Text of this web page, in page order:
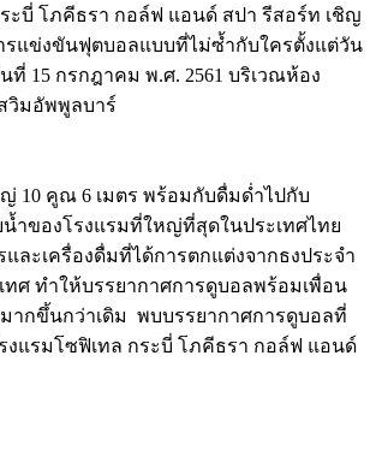
ะบี่ โภคีธรา กอล์ฟ แอนด์ สปา รีสอร์ท เชิญ
แข่งขันฟุตบอลแบบที่ไม่ซ้ำกับใครตั้งแต่วัน
ที่ 15 กรกฎาคม พ.ศ. 2561 บริเวณห้อง
วิมอัพพูลบาร์
10 คูณ 6 เมตร พร้อมกับดื่มด่ำไปกับ
น้ำของโรงแรมที่ใหญ่ที่สุดในประเทศไทย
ละเครื่องดื่มที่ได้การตกแต่งจากธงประจำ
ทศ ทำให้บรรยากาศการดูบอลพร้อมเพื่อน
กขึ้นกว่าเดิม พบบรรยากาศการดูบอลที่
งแรมโซฟิเทล กระบี่ โภคีธรา กอล์ฟ แอนด์